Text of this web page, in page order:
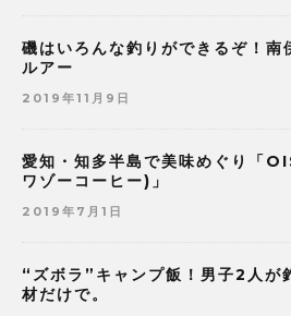
磯はいろんな釣りができるぞ！南
ルアー
2019年11月9日
愛知・知多半島で美味めぐり「
ワゾーコーヒー)」
2019年7月1日
“ズボラ”キャンプ飯！男子2人が
材だけで。